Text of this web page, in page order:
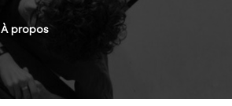
À propos